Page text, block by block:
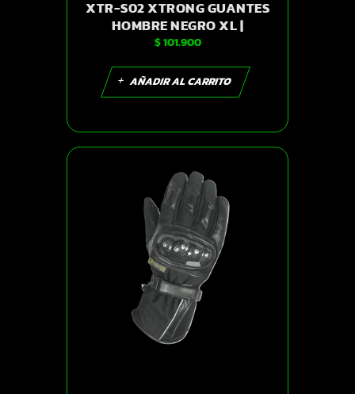
XTR-S02 XTRONG GUANTES
HOMBRE NEGRO XL |
SKU15415
$101.900
AÑADIR AL CARRITO